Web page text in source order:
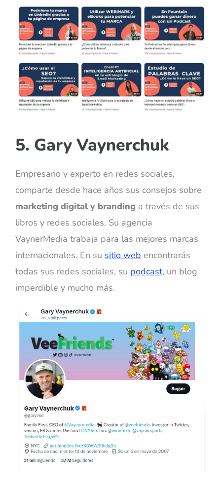
5. Gary Vaynerchuk
Empresario y experto en redes sociales,
comparte desde hace años sus consejos sobre
marketing digital y branding a través de sus
libros y redes sociales. Su agencia
VaynerMedia trabaja para las mejores marcas
internacionales. En su sitio web encontrarás
todas sus redes sociales, su podcast, un blog
imperdible y mucho más.